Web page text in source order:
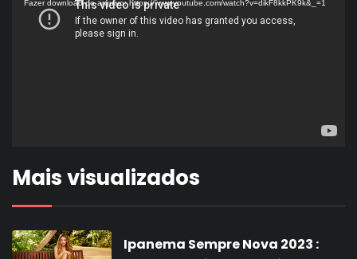
vídeo
Fazer download do arquivo: https://www.youtube.com/watch?v=dikF8kkPK9k&_=1
Mais visualizados
Ipanema Sempre Nova 2023 :